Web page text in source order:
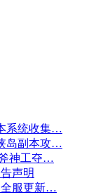
系统收集…
岛副本攻…
神工夺…
声明
全服更新…